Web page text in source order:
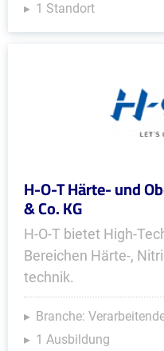
1 Standort
H-O-T Härte- und
& Co. KG
H-O-T bietet High-
Bereichen Härte-,
technik.
Branche:
1 Ausbildung